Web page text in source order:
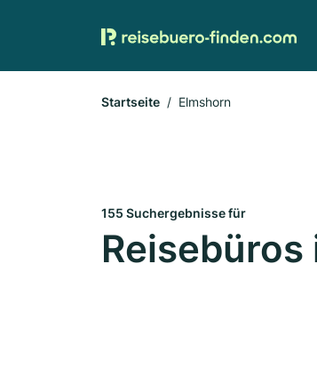
Startseite Elmshorn
155 Suchergebnisse für
Reisebüros